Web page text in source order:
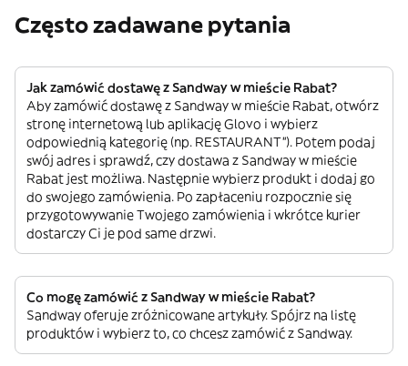
Często zadawane pytania
Jak zamówić dostawę z Sandway w mieście Rabat?
Aby zamówić dostawę z Sandway w mieście Rabat, otwórz
stronę internetową lub aplikację Glovo i wybierz
odpowiednią kategorię (np. RESTAURANT”). Potem podaj
swój adres i sprawdź, czy dostawa z Sandway w mieście
Rabat jest możliwa. Następnie wybierz produkt i dodaj go
do swojego zamówienia. Po zapłaceniu rozpocznie się
przygotowywanie Twojego zamówienia i wkrótce kurier
dostarczy Ci je pod same drzwi.
Co mogę zamówić z Sandway w mieście Rabat?
Sandway oferuje zróżnicowane artykuły. Spójrz na listę
produktów i wybierz to, co chcesz zamówić z Sandway.